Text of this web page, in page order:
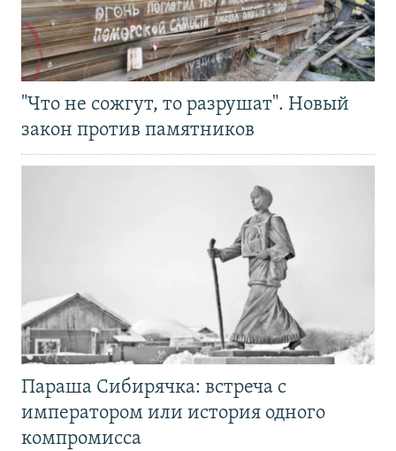
"Что не сожгут, то разрушат". Новый
закон против памятников
Параша Сибирячка: встреча с
императором или история одного
компромисса